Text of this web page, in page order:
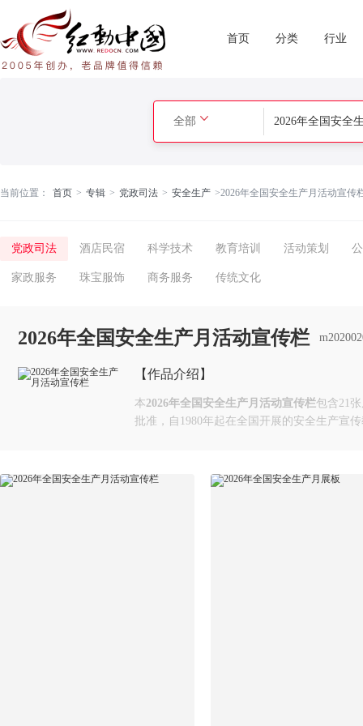
首页 分类 行业
全部
当前位置： 首页 > 专辑 > 党政司法 > 安全生产 >2026年全国安全生产月活动宣传
党政司法 酒店民宿 科学技术 教育培训 活动策划
家政服务 珠宝服饰 商务服务 传统文化
2026年全国安全生产月活动宣传栏
【作品介绍】
本2026年全国安全生产月活动宣传栏包含21
批准，自1980年起在全国开展的安全生产宣